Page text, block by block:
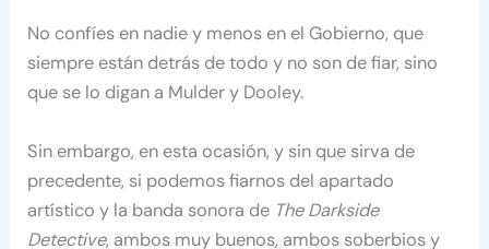
No confíes en nadie y menos en el Gobierno, que
siempre están detrás de todo y no son de fiar, sino
que se lo digan a Mulder y Dooley.
Sin embargo, en esta ocasión, y sin que sirva de
precedente, si podemos fiarnos del apartado
artístico y la banda sonora de The Darkside
Detective, ambos muy buenos, ambos soberbios y